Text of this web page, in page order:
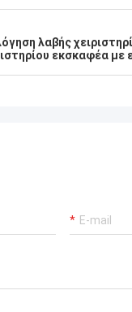
λαβής
εκσκαφέα με